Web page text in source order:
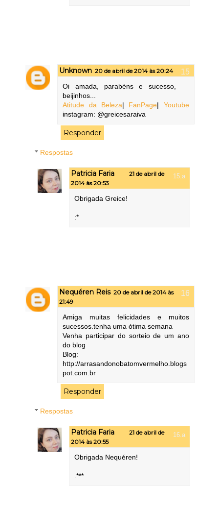
Unknown 20 de abril de 2014 às 20:24
Oi amada, parabéns e sucesso,
beijinhos...
Atitude da Beleza| FanPage| Youtube
instagram: @greicesaraiva
Responder
Respostas
Patricia Faria
21 de abril de
2014 às 20:53
Obrigada Greice!
:*
Nequéren Reis 20 de abril de 2014 às
21:49
Amiga muitas felicidades e muitos
sucessos.tenha uma ótima semana
Venha participar do sorteio de um ano
do blog
Blog:
http://arrasandonobatomvermelho.blogs
pot.com.br
Responder
Respostas
Patricia Faria
21 de abril de
2014 às 20:55
Obrigada Nequéren!
:***